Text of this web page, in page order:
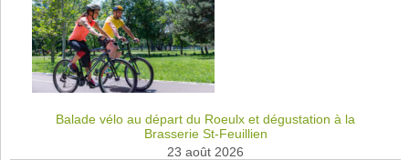
Balade vélo au départ du Roeulx et dégustation à la
Brasserie St-Feuillien
23 août 2026